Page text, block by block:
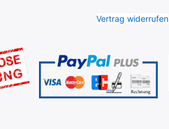
Vertrag widerrufen